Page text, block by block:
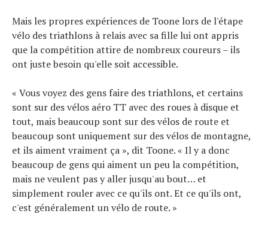
Mais les propres expériences de Toone lors de l'étape
vélo des triathlons à relais avec sa fille lui ont appris
que la compétition attire de nombreux coureurs – ils
ont juste besoin qu'elle soit accessible.
« Vous voyez des gens faire des triathlons, et certains
sont sur des vélos aéro TT avec des roues à disque et
tout, mais beaucoup sont sur des vélos de route et
beaucoup sont uniquement sur des vélos de montagne,
et ils aiment vraiment ça », dit Toone. « Il y a donc
beaucoup de gens qui aiment un peu la compétition,
mais ne veulent pas y aller jusqu'au bout… et
simplement rouler avec ce qu'ils ont. Et ce qu'ils ont,
c'est généralement un vélo de route. »